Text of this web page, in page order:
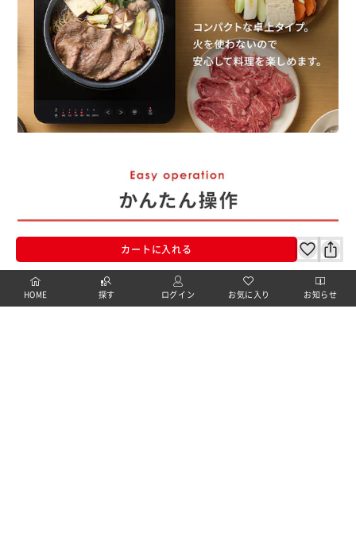
カートに入れる
HOME 探す ログイン お気に入り お知らせ